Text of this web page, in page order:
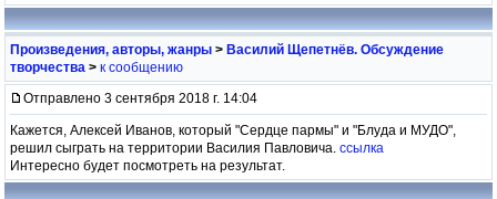
Произведения, авторы, жанры > Василий Щепетнёв. Обсуждение
творчества > к сообщению
Отправлено 3 сентября 2018 г. 14:04
Кажется, Алексей Иванов, который "Сердце пармы" и "Блуда и МУДО",
решил сыграть на территории Василия Павловича. ссылка
Интересно будет посмотреть на результат.